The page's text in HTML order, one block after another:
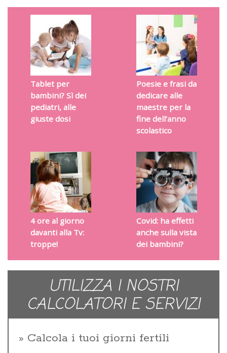
Tablet per
bambini? Sì dei
pediatri, alle
giuste dosi
Poesie e frasi da
dedicare alle
maestre per la
fine dell’anno
scolastico
4 ore al giorno
davanti alla Tv:
troppe!
Covid: ha effetti
anche sulla vista
dei bambini?
UTILIZZA I NOSTRI
CALCOLATORI E SERVIZI
Calcola i tuoi giorni fertili